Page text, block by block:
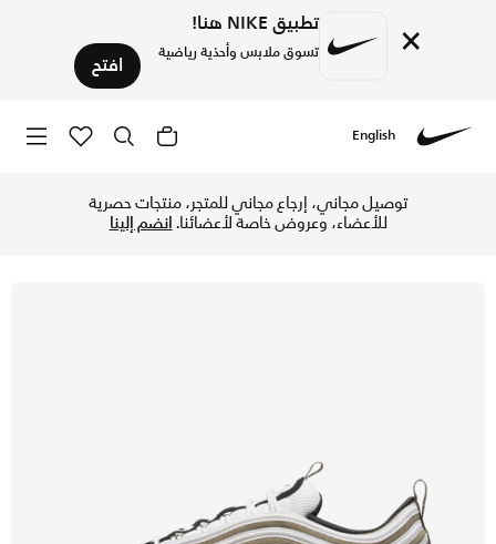
× تطبيق NIKE هنا!
تسوق ملابس وأحذية رياضية افتح
English
توصيل مجاني، إرجاع مجاني للمتجر، منتجات حصرية
للأعضاء، وعروض خاصة لأعضائنا.انضم إلينا